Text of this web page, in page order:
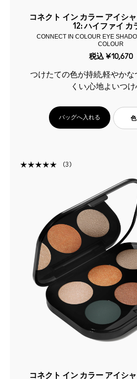
コネクト イン カラー アイシ
12: ハイファイ カ
CONNECT IN COLOUR EYE
COLOUR
税込 ¥10,670
つけたての色が持続,軽やかなつけ心地,ヨレに
くい,心地よいつ
バッグへ入れる
3
コネクト イン カラー アイシ